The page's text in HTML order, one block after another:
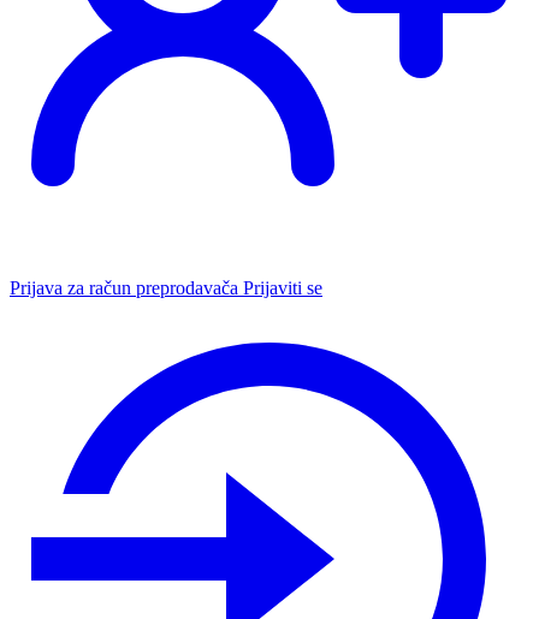
Prijava za račun preprodavača Prijaviti se